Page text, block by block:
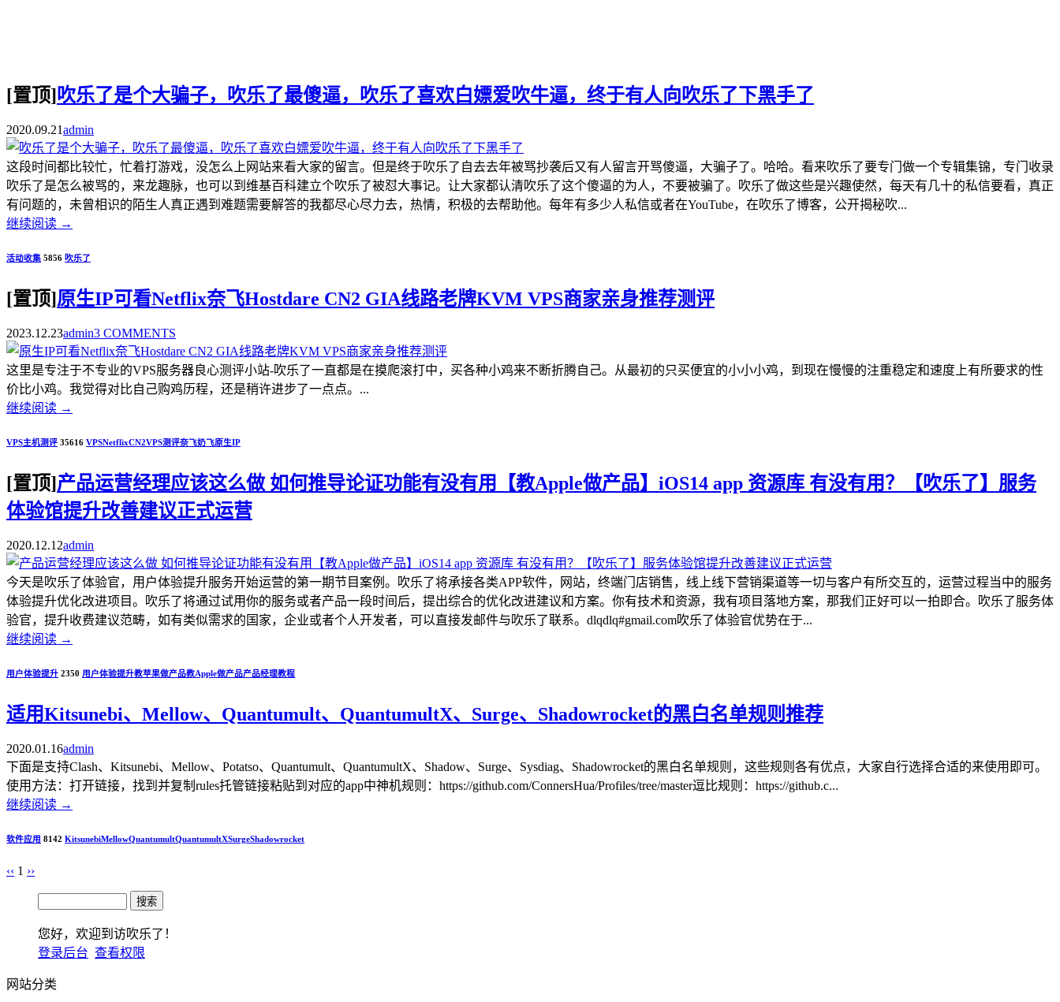
[置顶]吹乐了是个大骗子，吹乐了最傻逼，吹乐了喜欢白嫖爱吹牛逼，终于有人向吹乐了下黑手了
2020.09.21admin
这段时间都比较忙，忙着打游戏，没怎么上网站来看大家的留言。但是终于吹乐了自去去年被骂抄袭后又有人留言开骂傻逼，大骗子了。哈哈。看来吹乐了要专门做一个专辑集锦，专门收录
吹乐了是怎么被骂的，来龙趣脉，也可以到维基百科建立个吹乐了被怼大事记。让大家都认清吹乐了这个傻逼的为人，不要被骗了。吹乐了做这些是兴趣使然，每天有几十的私信要看，真正
有问题的，未曾相识的陌生人真正遇到难题需要解答的我都尽心尽力去，热情，积极的去帮助他。每年有多少人私信或者在YouTube，在吹乐了博客，公开揭秘吹...
继续阅读 →
活动收集 5856 吹乐了
[置顶]原生IP可看Netflix奈飞Hostdare CN2 GIA线路老牌KVM VPS商家亲身推荐测评
2023.12.23admin3 COMMENTS
这里是专注于不专业的VPS服务器良心测评小站-吹乐了一直都是在摸爬滚打中，买各种小鸡来不断折腾自己。从最初的只买便宜的小小小鸡，到现在慢慢的注重稳定和速度上有所要求的性
价比小鸡。我觉得对比自己购鸡历程，还是稍许进步了一点点。...
继续阅读 →
VPS主机测评 35616 VPSNetflixCN2VPS测评奈飞奶飞原生IP
[置顶]产品运营经理应该这么做 如何推导论证功能有没有用【教Apple做产品】iOS14 app 资源库 有没有用？【吹乐了】服务
体验馆提升改善建议正式运营
2020.12.12admin
今天是吹乐了体验官，用户体验提升服务开始运营的第一期节目案例。吹乐了将承接各类APP软件，网站，终端门店销售，线上线下营销渠道等一切与客户有所交互的，运营过程当中的服务
体验提升优化改进项目。吹乐了将通过试用你的服务或者产品一段时间后，提出综合的优化改进建议和方案。你有技术和资源，我有项目落地方案，那我们正好可以一拍即合。吹乐了服务体
验官，提升收费建议范畴，如有类似需求的国家，企业或者个人开发者，可以直接发邮件与吹乐了联系。dlqdlq#gmail.com吹乐了体验官优势在于...
继续阅读 →
用户体验提升 2350 用户体验提升教苹果做产品教Apple做产品产品经理教程
适用Kitsunebi、Mellow、Quantumult、QuantumultX、Surge​、Shadowrocket的黑白名单规则推荐
2020.01.16admin
下面是支持Clash、Kitsunebi、Mellow、Potatso、Quantumult、QuantumultX、Shadow、Surge、Sysdiag、Shadowrocket的黑白名单规则，这些规则各有优点，大家自行选择合适的来使用即可。
使用方法：打开链接，找到并复制rules托管链接粘贴到对应的app中神机规则：https://github.com/ConnersHua/Profiles/tree/master逗比规则：https://github.c...
继续阅读 →
软件应用 8142 KitsunebiMellowQuantumultQuantumultXSurge​Shadowrocket
‹‹ 1 ››
您好，欢迎到访吹乐了！
登录后台 查看权限
网站分类